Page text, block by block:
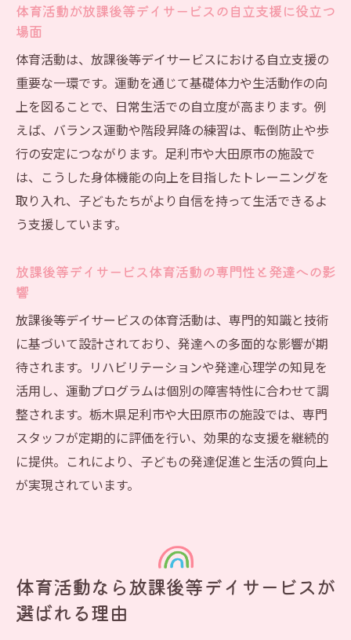
体育活動が放課後等デイサービスの自立支援に役立つ
場面
体育活動は、放課後等デイサービスにおける自立支援の
重要な一環です。運動を通じて基礎体力や生活動作の向
上を図ることで、日常生活での自立度が高まります。例
えば、バランス運動や階段昇降の練習は、転倒防止や歩
行の安定につながります。足利市や大田原市の施設で
は、こうした身体機能の向上を目指したトレーニングを
取り入れ、子どもたちがより自信を持って生活できるよ
う支援しています。
放課後等デイサービス体育活動の専門性と発達への影
響
放課後等デイサービスの体育活動は、専門的知識と技術
に基づいて設計されており、発達への多面的な影響が期
待されます。リハビリテーションや発達心理学の知見を
活用し、運動プログラムは個別の障害特性に合わせて調
整されます。栃木県足利市や大田原市の施設では、専門
スタッフが定期的に評価を行い、効果的な支援を継続的
に提供。これにより、子どもの発達促進と生活の質向上
が実現されています。
体育活動なら放課後等デイサービスが
選ばれる理由